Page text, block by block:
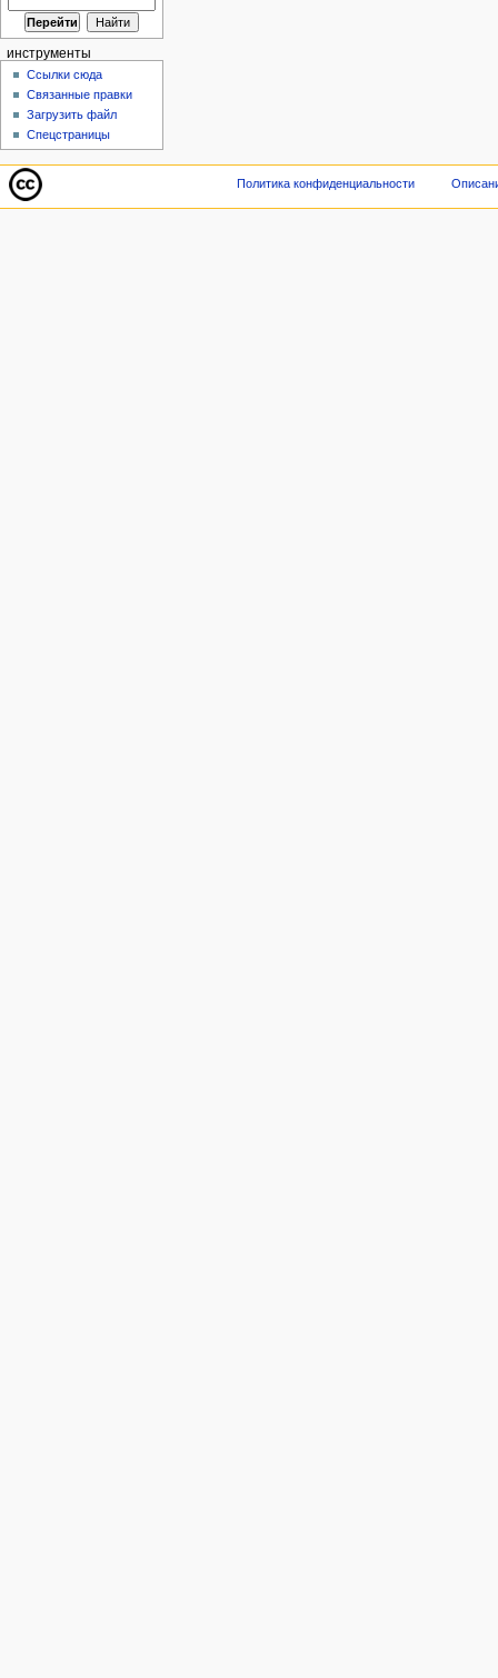
инструменты
Ссылки сюда
Связанные правки
Загрузить файл
Спецстраницы
Политика конфиденциальности